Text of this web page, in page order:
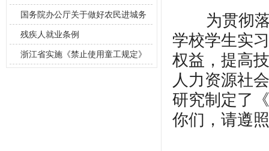
为贯彻落
学校学生实
权益，提高
人力资源社
研究制定了
你们，请遵
为奖励试行
国务院办公厅关于做好农民进城务
工就业管理
残疾人就业条例
浙江省实施《禁止使用童工规定》